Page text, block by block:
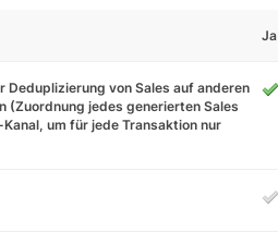
Ja
Deduplizierung von Sales auf anderen
(Zuordnung jedes generierten Sales
um für jede Transaktion nur